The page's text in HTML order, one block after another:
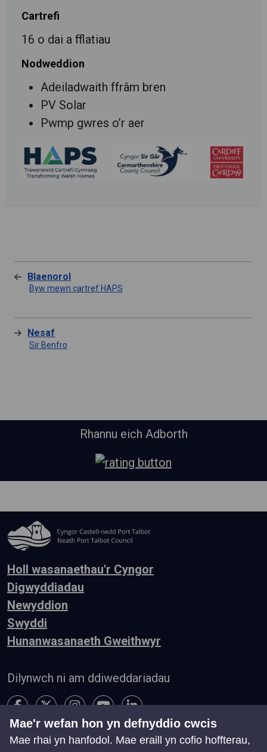
Cartrefi
16 o dai a fflatiau
Nodweddion
Adeiladwaith ffrâm bren
PV Solar
Pwmp gwres o’r aer
Blaenorol
Byw mewn cartref HAPS
Nesaf
Sir Benfro
Rhannu eich Adborth
Holl wasanaethau'r Cyngor
Digwyddiadau
Newyddion
Swyddi
Hunanwasanaeth Gweithwyr
Dilynwch ni am ddiweddariadau
Hygyrchedd Telerau ac Amodau Preifatrwydd
Mae'r wefan hon yn defnyddio cwcis
Mae rhai yn hanfodol. Mae eraill yn cofio hoffterau,